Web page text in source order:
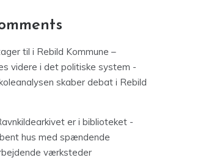
til i Rebild Kommune –
videre i det politiske system -
skaber debat i Rebild
er i biblioteket -
hus med spændende
værksteder